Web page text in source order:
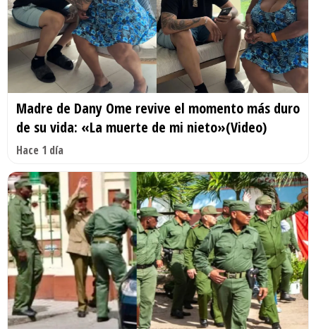
Madre de Dany Ome revive el momento más duro
de su vida: «La muerte de mi nieto»(Video)
Hace 1 día